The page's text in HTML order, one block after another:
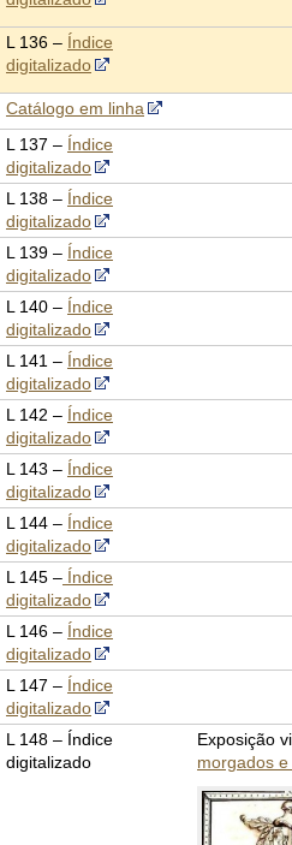
L 136 – Índice
digitalizado
Catálogo em linha
L 137 – Índice
digitalizado
L 138 – Índice
digitalizado
L 139 – Índice
digitalizado
L 140 – Índice
digitalizado
L 141 – Índice
digitalizado
L 142 – Índice
digitalizado
L 143 – Índice
digitalizado
L 144 – Índice
digitalizado
L 145 – Índice
digitalizado
L 146 – Índice
digitalizado
L 147 – Índice
digitalizado
L 148 – Índice
digitalizado
Exposição
morgados